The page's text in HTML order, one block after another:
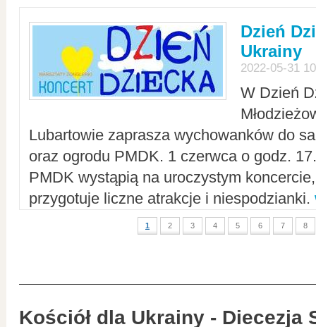
Dzień
Ukrainy
2022-05-31
W Dzień
Lubartowie zaprasza wychowanków do
oraz ogrodu PMDK. 1 czerwca o godz.
PMDK wystąpią na uroczystym
przygotuje liczne atrakcje i niespodzianki.
1 2 3 4 5 6 7 8
Kościół dla Ukrainy - Diecezja